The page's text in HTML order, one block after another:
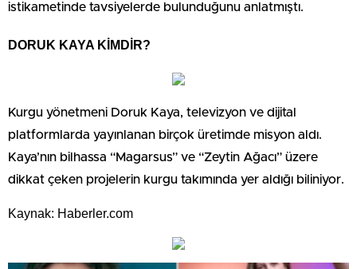
istikametinde tavsiyelerde bulunduğunu anlatmıştı.
DORUK KAYA KİMDİR?
Kurgu yönetmeni Doruk Kaya, televizyon ve dijital
platformlarda yayınlanan birçok üretimde misyon aldı.
Kaya’nın bilhassa “Magarsus” ve “Zeytin Ağacı” üzere
dikkat çeken projelerin kurgu takımında yer aldığı biliniyor.
Kaynak: Haberler.com